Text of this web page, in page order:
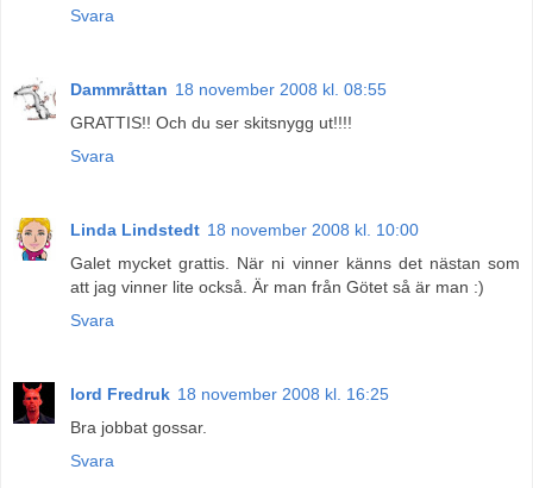
Svara
Dammråttan 18 november 2008 kl. 08:55
GRATTIS!! Och du ser skitsnygg ut!!!!
Svara
Linda Lindstedt 18 november 2008 kl. 10:00
Galet mycket grattis. När ni vinner känns det nästan som
att jag vinner lite också. Är man från Götet så är man :)
Svara
lord Fredruk 18 november 2008 kl. 16:25
Bra jobbat gossar.
Svara